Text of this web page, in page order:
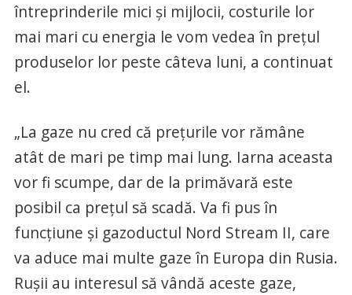
întreprinderile mici şi mijlocii, costurile lor
mai mari cu energia le vom vedea în preţul
produselor lor peste câteva luni, a continuat
el.
„La gaze nu cred că preţurile vor rămâne
atât de mari pe timp mai lung. Iarna aceasta
vor fi scumpe, dar de la primăvară este
posibil ca preţul să scadă. Va fi pus în
funcţiune şi gazoductul Nord Stream II, care
va aduce mai multe gaze în Europa din Rusia.
Ruşii au interesul să vândă aceste gaze,